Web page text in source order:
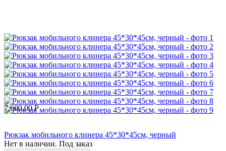
7,600.00 Р
Рюкзак мобильного клинера 45*30*45см, черный
Нет в наличии. Под заказ